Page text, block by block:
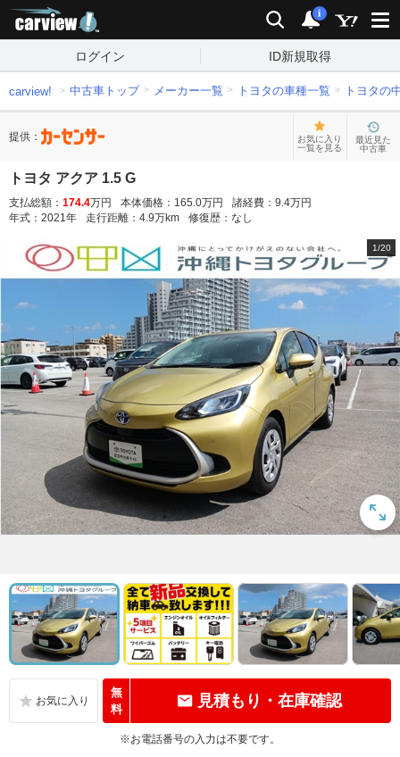
検索 通知
i
ログイン ID新規取得
carview! 中古車トップ メーカー一覧 トヨタの車種一覧 トヨタの
提供：
お気に入り
一覧を見る
最近見た
中古車
トヨタ アクア 1.5 G
支払総額： 174.4万円 本体価格： 165.0万円 諸経費： 9.4万円
年式： 2021年 走行距離： 4.9万km 修復歴： なし
1/20
無
料
見積もり・在庫確認
※お電話番号の入力は不要です。